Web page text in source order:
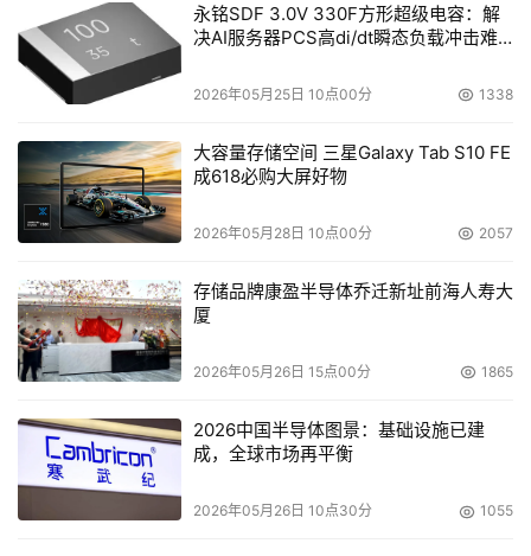
的多台服务器同时使用。
该方案提供4个2GbPS主机接口，IOPS达到100K，该方
案前端主要是运行Win2K系统的IA架构的服务器，每台服务
器上根据情况安装1块HBA卡，共计4块HBA卡。 同时我们
认真分析了兰州理工大学图书馆现有应用系统，将存储设备
解决方案与应用系统进行了融合，使得基于联想SF620R2
部署的SAN存储系统的与图书馆的现有的系统有机的结合，
产品配置
服务器设备配置一览表：
服务器 配置
数
永铭SDF 3.0V 330F方形超级电容：解
决AI服务器PCS高di/dt瞬态负载冲击难
2026年05月25日 10点00分 1338
大容量存储空间 三星Galaxy Tab S10 FE
成618必购大屏好物
2026年05月28日 10点00分 2057
存储品牌康盈半导体乔迁新址前海人寿大
厦
2026年05月26日 15点00分 1865
2026中国半导体图景：基础设施已建
成，全球市场再平衡
2026年05月26日 10点30分 1055